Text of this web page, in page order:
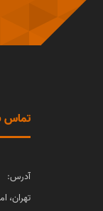
تماس
آدرس:
تهران،